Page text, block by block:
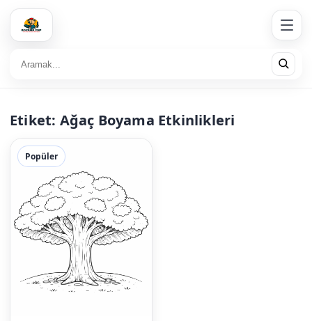
Etiket: Ağaç Boyama Etkinlikleri
Popüler